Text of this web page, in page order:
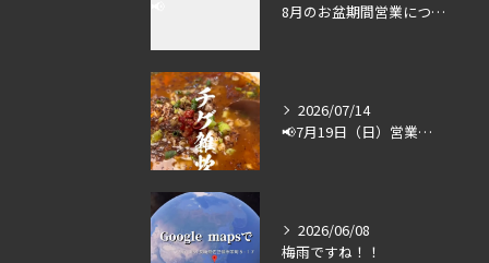
8月のお盆期間営業について📢
2026/07/14
📢7月19日（日）営業します🔥
2026/06/08
梅雨ですね！！